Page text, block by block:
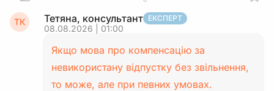
ТК Тетяна, консультант ЕКСПЕРТ
08.08.2026 | 01:00
Якщо мова про компенсацію за
невикористану відпустку без звільнення,
то може, але при певних умовах.